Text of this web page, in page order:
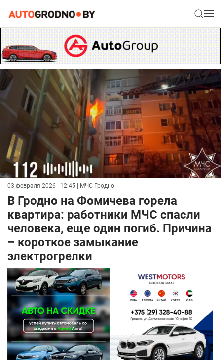
03 февраля 2026 | 12:45 | МЧС Гродно
В Гродно на Фомичева горела
квартира: работники МЧС спасли
человека, еще один погиб. Причина
– короткое замыкание
электрогрелки